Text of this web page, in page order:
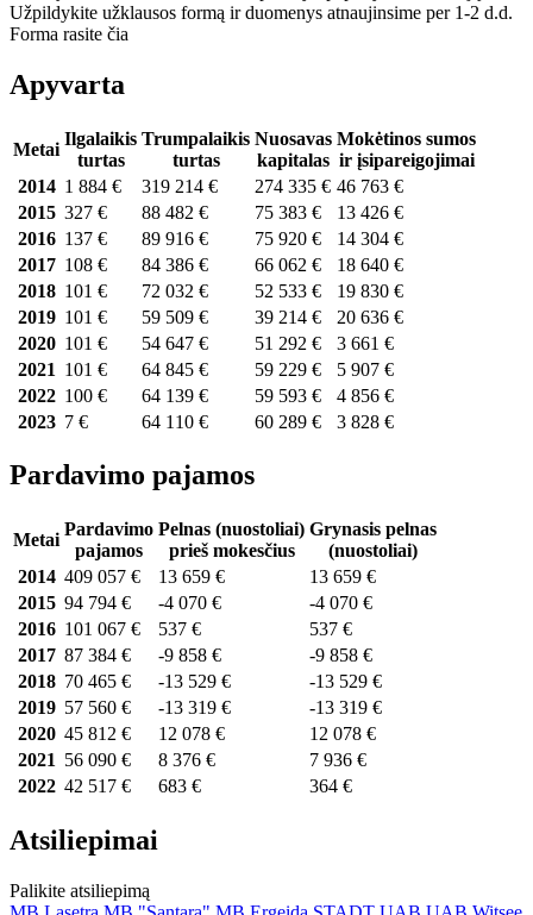
Užpildykite užklausos formą ir duomenys atnaujinsime per 1-2 d.d.
Forma rasite čia
Apyvarta
Metai
Ilgalaikis
turtas
Trumpalaikis
turtas
Nuosavas
kapitalas
Mokėtinos sumos
ir įsipareigojimai
2014 1 884 € 319 214 € 274 335 € 46 763 €
2015 327 € 88 482 € 75 383 €
13 426 €
2016 137 € 89 916 € 75 920 €
14 304 €
2017 108 € 84 386 € 66 062 €
18 640 €
2018 101 € 72 032 € 52 533 €
19 830 €
2019 101 € 59 509 € 39 214 €
20 636 €
2020 101 € 54 647 € 51 292 €
3 661 €
2021 101 € 64 845 € 59 229 €
5 907 €
2022 100 € 64 139 € 59 593 €
4 856 €
2023 7 € 64 110 € 60 289 € 3 828 €
Pardavimo pajamos
Metai
Pardavimo
pajamos
Pelnas (nuostoliai)
prieš mokesčius
Grynasis pelnas
(nuostoliai)
2014 409 057 € 13 659 €
13 659 €
2015 94 794 € -4 070 €
-4 070 €
2016 101 067 € 537 €
537 €
2017 87 384 € -9 858 €
-9 858 €
2018 70 465 € -13 529 €
-13 529 €
2019 57 560 € -13 319 €
-13 319 €
2020 45 812 € 12 078 €
12 078 €
2021 56 090 € 8 376 €
7 936 €
2022 42 517 € 683 € 364 €
Atsiliepimai
Palikite atsiliepimą